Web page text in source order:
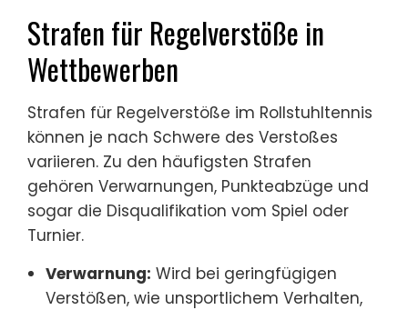
Strafen für Regelverstöße in
Wettbewerben
Strafen für Regelverstöße im Rollstuhltennis
können je nach Schwere des Verstoßes
variieren. Zu den häufigsten Strafen
gehören Verwarnungen, Punkteabzüge und
sogar die Disqualifikation vom Spiel oder
Turnier.
Verwarnung: Wird bei geringfügigen
Verstößen, wie unsportlichem Verhalten,